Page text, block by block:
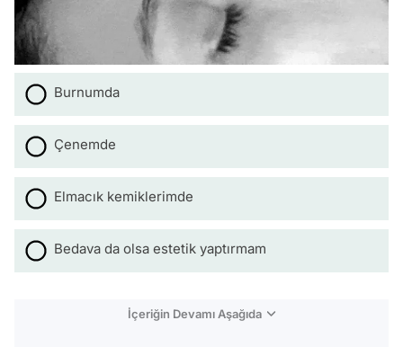
Burnumda
Çenemde
Elmacık kemiklerimde
Bedava da olsa estetik yaptırmam
İçeriğin Devamı Aşağıda